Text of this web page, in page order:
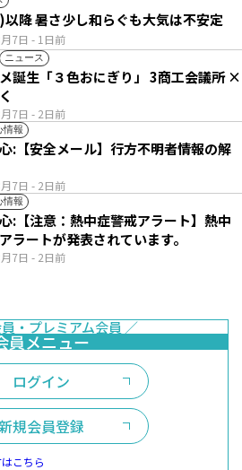
7日 - 1日前
8日(土)以降 暑さ少し和らぐも大気は不安定
ニュース
7日 - 2日前
誕生「３色おにぎり」 3商工会議所 ×
情報
7日 - 2日前
:【安全メール】行方不明者情報の解
情報
7日 - 2日前
:【注意：熱中症警戒アラート】熱中
ラートが発表されています。
ログイン
規会員登録
こちら